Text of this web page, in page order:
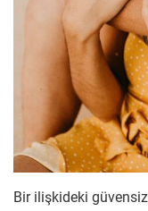
Bir ilişkideki